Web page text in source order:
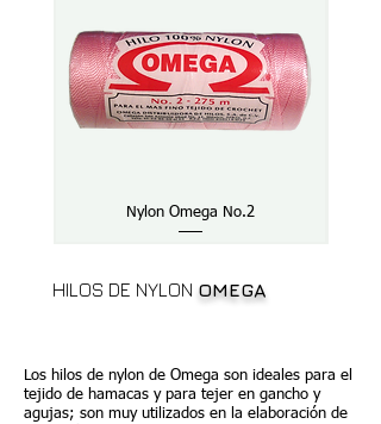
Nylon Omega No.2
HILOS DE NYLON OMEGA
Los hilos de nylon de Omega son ideales para el
tejido de hamacas y para tejer en gancho y
agujas; son muy utilizados en la elaboración de